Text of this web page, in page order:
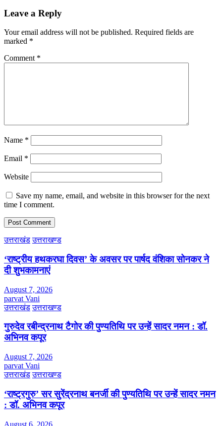
Leave a Reply
Your email address will not be published. Required fields are
marked *
Comment *
Name *
Email *
Website
Save my name, email, and website in this browser for the next
time I comment.
उत्तराखंड उत्तराखण्ड
‘राष्ट्रीय हथकरघा दिवस’ के अवसर पर पार्षद वंशिका सोनकर ने
दी शुभकामनाएं
August 7, 2026
parvat Vani
उत्तराखंड उत्तराखण्ड
गुरुदेव रबीन्द्रनाथ टैगोर की पुण्यतिथि पर उन्हें सादर नमन : डॉ.
अभिनव कपूर
August 7, 2026
parvat Vani
उत्तराखंड उत्तराखण्ड
‘राष्ट्रगुरु’ सर सुरेंद्रनाथ बनर्जी की पुण्यतिथि पर उन्हें सादर नमन
: डॉ. अभिनव कपूर
August 6, 2026